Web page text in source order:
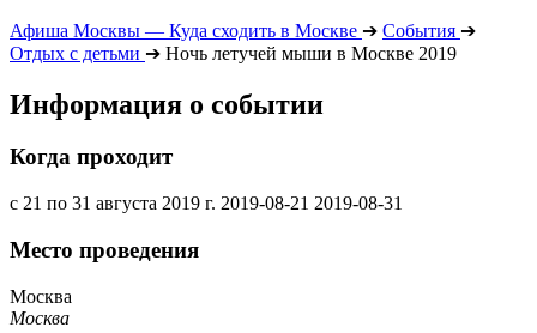
Афиша Москвы — Куда сходить в Москве ➔ События ➔
Отдых с детьми ➔ Ночь летучей мыши в Москве 2019
Информация о событии
Когда проходит
с 21 по 31 августа 2019 г. 2019-08-21 2019-08-31
Место проведения
Москва
Москва